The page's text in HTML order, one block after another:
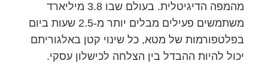
מהמפה הדיגיטלית. בעולם שבו 3.8 מיליארד
משתמשים פעילים מבלים יותר מ-2.5 שעות ביום
בפלטפורמות של מטא, כל שינוי קטן באלגוריתם
יכול להיות ההבדל בין הצלחה לכישלון עסקי.